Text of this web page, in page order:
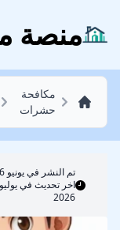
منصة
مكافحة
حشرات
تم النشر فييونيو 26, 2024
2026